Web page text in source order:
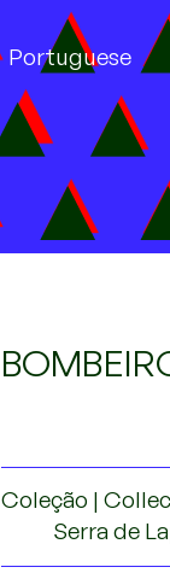
Portuguese
Coleção |
Serra de